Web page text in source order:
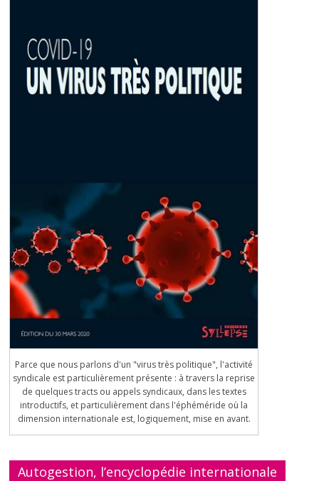
Parce que nous parlons d'un "virus très politique", l'activité
syndicale est particulièrement présente : à travers la reprise
de quelques tracts ou appels syndicaux, dans les textes
introductifs, et particulièrement dans l'éphéméride où la
dimension internationale est, logiquement, mise en avant.
Autogestion, l’encyclopédie internationale